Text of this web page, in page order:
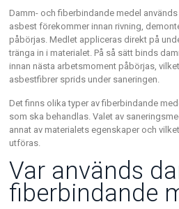
Damm- och fiberbindande medel
asbest förekommer innan rivning,
påbörjas. Medlet appliceras direkt på
tränga in i materialet. På så sätt binds
innan nästa arbetsmoment påbörjas,
asbestfibrer sprids under saneringen.
Det finns olika typer av fiberbindande
som ska behandlas. Valet av
annat av materialets egenskaper och
utföras.
Var används
fiberbindande